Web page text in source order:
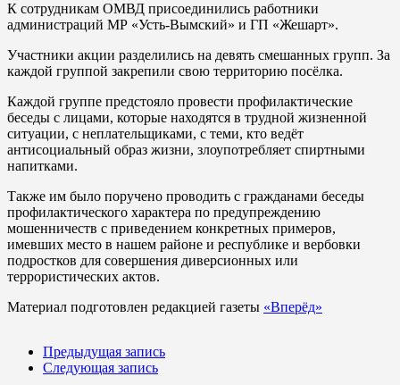
К сотрудникам ОМВД присоединились работники
администраций МР «Усть-Вымский» и ГП «Жешарт».
Участники акции разделились на девять смешанных групп. За
каждой группой закрепили свою территорию посёлка.
Каждой группе предстояло провести профилактические
беседы с лицами, которые находятся в трудной жизненной
ситуации, с неплательщиками, с теми, кто ведёт
антисоциальный образ жизни, злоупотребляет спиртными
напитками.
Также им было поручено проводить с гражданами беседы
профилактического характера по предупреждению
мошенничеств с приведением конкретных примеров,
имевших место в нашем районе и республике и вербовки
подростков для совершения диверсионных или
террористических актов.
Материал подготовлен редакцией газеты «Вперёд»
Предыдущая запись
Следующая запись